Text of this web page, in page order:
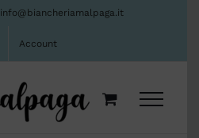
info@biancheriamalpaga.it
Account